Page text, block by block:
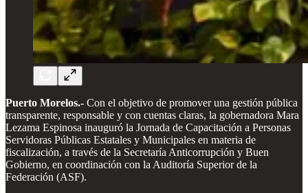
Puerto Morelos.- Con el objetivo de promover una gestión pública
transparente, responsable y con cuentas claras, la gobernadora Mara
Lezama Espinosa inauguró la Jornada de Capacitación a Personas
Servidoras Públicas Estatales y Municipales en materia de
fiscalización, a través de la Secretaría Anticorrupción y Buen
Gobierno, en coordinación con la Auditoría Superior de la
Federación (ASF).